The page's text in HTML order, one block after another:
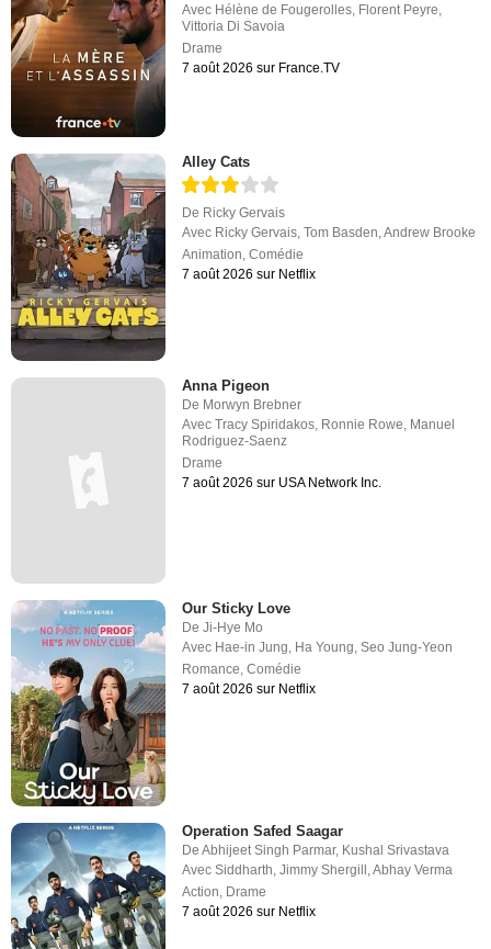
Avec Hélène de Fougerolles, Florent Peyre,
Vittoria Di Savoia
Drame
7 août 2026 sur France.TV
Alley Cats
De Ricky Gervais
Avec Ricky Gervais,Tom Basden,Andrew Brooke
Animation,Comédie
7 août 2026 sur Netflix
Anna Pigeon
De Morwyn Brebner
AvecTracy Spiridakos Ronnie Rowe Manuel
Rodriguez-Saenz
Drame
7 août 2026 sur USA Network Inc.
Our Sticky Love
DeJi-Hye Mo
Avec Hae-in Jung, Ha Young,Seo Jung-Yeon
Romance,Comédie
7 août 2026 sur Netflix
Operation Safed Saagar
DeAbhijeet Singh Parmar, Kushal Srivastava
AvecSiddharth,Jimmy Shergill ,Abhay Verma
Action, Drame
7 août 2026 sur Netflix